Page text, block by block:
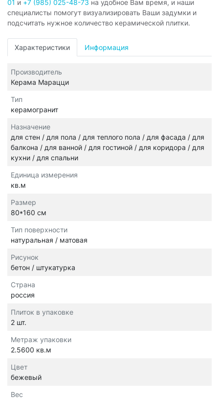
01 и +7 (985) 025-48-73 на удобное Вам время, и наши
специалисты помогут визуализировать Ваши задумки и
подсчитать нужное количество керамической плитки.
Характеристики Информация
Производитель
Керама Марацци
Тип
керамогранит
Назначение
для стен / для пола / для теплого пола / для фасада / для
балкона / для ванной / для гостиной / для коридора / для
кухни / для спальни
Единица измерения
кв.м
Размер
80*160 см
Тип поверхности
натуральная / матовая
Рисунок
бетон / штукатурка
Страна
россия
Плиток в упаковке
2 шт.
Метраж упаковки
2.5600 кв.м
Цвет
бежевый
Вес